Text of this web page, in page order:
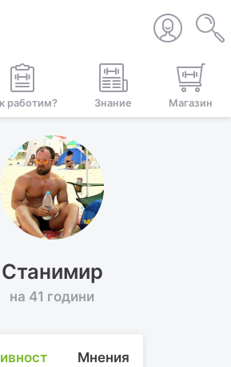
работим? Знание Магазин
Станимир
на 41 години
Мнения